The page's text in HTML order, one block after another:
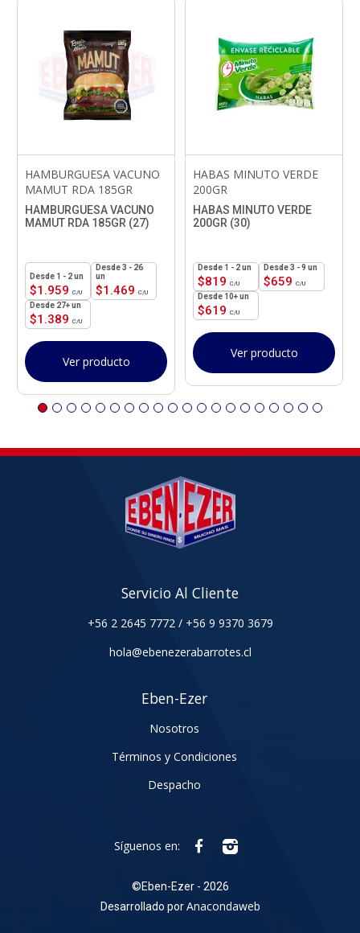
HAMBURGUESA VACUNO
MAMUT RDA 185GR
HAMBURGUESA VACUNO
MAMUT RDA 185GR (27)
$1.959
1 - 2un
$1.469
3 - 26
un
$1.389
27+ un
Ver producto
HABAS MINUTO VERDE
200GR
HABAS MINUTO VERDE
200GR (30)
$819
1 - 2un
$659
3 - 9 un
$619
10+ un
Ver producto
Servicio Al Cliente
+56 2 2645 7772 / +56 9 9370 3679
hola@ebenezerabarrotes.cl
Eben-Ezer
Nosotros
Términos y Condiciones
Despacho
Síguenos en:
©Eben-Ezer - 2026
Desarrollado porAnacondaweb